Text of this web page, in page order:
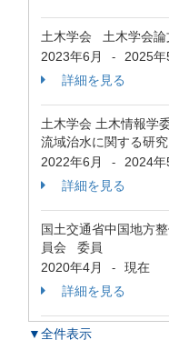
土木学会 土木学会論
2023年6月
-
2025年
詳細を見る
土木学会 土木情報学
流域治水に関する研
2022年6月
-
2024年
詳細を見る
国土交通省中国地方
員会 委員
2020年4月
-
現在
詳細を見る
▼全件表示